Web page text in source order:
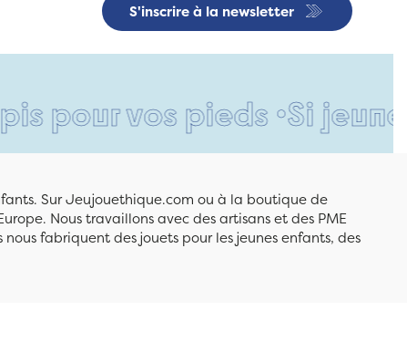
S'inscrire à la newsletter
pieds • Si jeune et
Sur Jeujouethique.com ou à la boutique de
Nous travaillons avec des artisans et des PME
fabriquent des jouets pour les jeunes enfants, des